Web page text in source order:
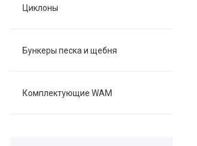
Циклоны
Бункеры песка и щебня
Комплектующие WAM